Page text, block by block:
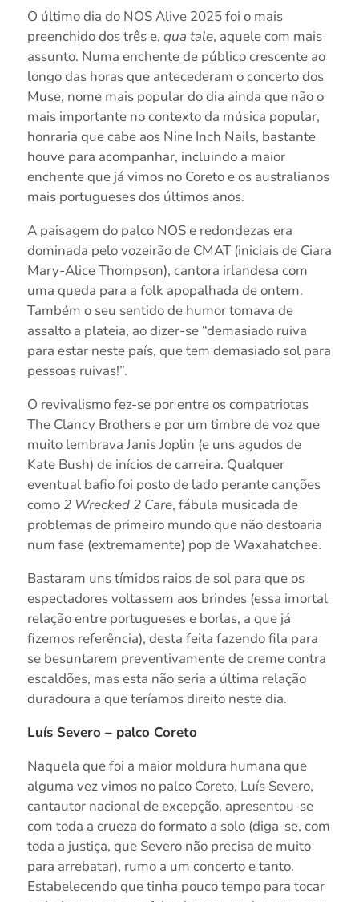
O último dia do NOS Alive 2025 foi o mais
preenchido dos três e, qua tale, aquele com mais
assunto. Numa enchente de público crescente ao
longo das horas que antecederam o concerto dos
Muse, nome mais popular do dia ainda que não o
mais importante no contexto da música popular,
honraria que cabe aos Nine Inch Nails, bastante
houve para acompanhar, incluindo a maior
enchente que já vimos no Coreto e os australianos
mais portugueses dos últimos anos.
A paisagem do palco NOS e redondezas era
dominada pelo vozeirão de CMAT (iniciais de Ciara
Mary-Alice Thompson), cantora irlandesa com
uma queda para a folk apopalhada de ontem.
Também o seu sentido de humor tomava de
assalto a plateia, ao dizer-se “demasiado ruiva
para estar neste país, que tem demasiado sol para
pessoas ruivas!”.
O revivalismo fez-se por entre os compatriotas
The Clancy Brothers e por um timbre de voz que
muito lembrava Janis Joplin (e uns agudos de
Kate Bush) de inícios de carreira. Qualquer
eventual bafio foi posto de lado perante canções
como 2 Wrecked 2 Care, fábula musicada de
problemas de primeiro mundo que não destoaria
num fase (extremamente) pop de Waxahatchee.
Bastaram uns tímidos raios de sol para que os
espectadores voltassem aos brindes (essa imortal
relação entre portugueses e borlas, a que já
fizemos referência), desta feita fazendo fila para
se besuntarem preventivamente de creme contra
escaldões, mas esta não seria a última relação
duradoura a que teríamos direito neste dia.
Luís Severo – palco Coreto
Naquela que foi a maior moldura humana que
alguma vez vimos no palco Coreto, Luís Severo,
cantautor nacional de excepção, apresentou-se
com toda a crueza do formato a solo (diga-se, com
toda a justiça, que Severo não precisa de muito
para arrebatar), rumo a um concerto e tanto.
Estabelecendo que tinha pouco tempo para tocar